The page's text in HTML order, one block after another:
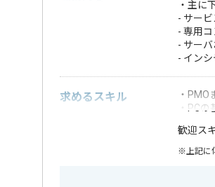
・主に
- サー
- 専用
- サー
- イン
求めるスキル
・PMO
・PC
歓迎ス
※上記に